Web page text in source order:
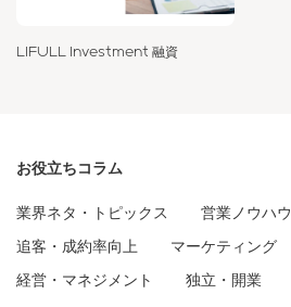
LIFULL Investment 融資
お役立ちコラム
業界ネタ・トピックス 営業ノウハウ
追客・成約率向上
マーケティング
経営・マネジメント
独立・開業